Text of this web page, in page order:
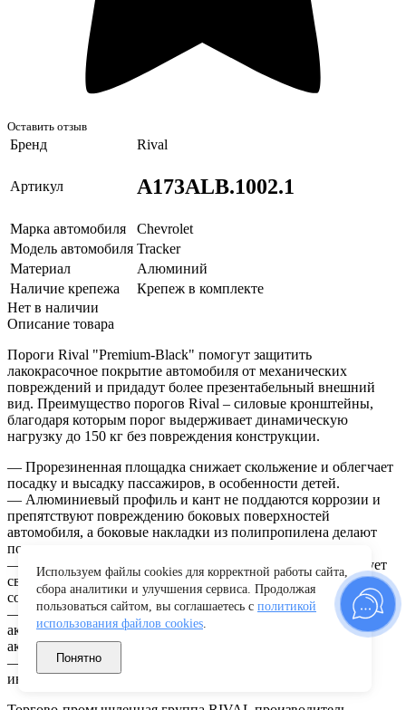
Оставить отзыв
Бренд Rival
Артикул A173ALB.1002.1
Марка автомобиля
Chevrolet
Модель автомобиля Tracker
Материал
Алюминий
Наличие крепежа
Крепеж в комплекте
Нет в наличии
Описание товара
Пороги Rival "Premium-Black" помогут защитить
лакокрасочное покрытие автомобиля от механических
повреждений и придадут более презентабельный внешний
вид. Преимущество порогов Rival – силовые кронштейны,
благодаря которым порог выдерживает динамическую
нагрузку до 150 кг без повреждения конструкции.
— Прорезиненная площадка снижает скольжение и облегчает
посадку и высадку пассажиров, в особенности детей.
— Алюминиевый профиль и кант не поддаются коррозии и
препятствуют повреждению боковых поверхностей
автомобиля, а боковые накладки из полипропилена делают
пороги легкими и прочными.
— Установка порогов в штатные места крепления не требует
сверления и дополнительной доработки автомобиля, и
сохраняет дорожный просвет (клиренс).
— Изделия совместимы с дополнительным оборудованием и
аксессуарами Rival и с большинством оригинальных
аксессуаров.
— В комплект входит стальной крепеж (толщина 5 мм) и
инструкция по установке.
Используем файлы cookies для корректной работы сайта,
сбора аналитики и улучшения сервиса. Продолжая
пользоваться сайтом, вы соглашаетесь с политикой
использования файлов cookies.
Понятно